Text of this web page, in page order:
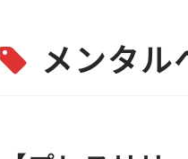
メンタル